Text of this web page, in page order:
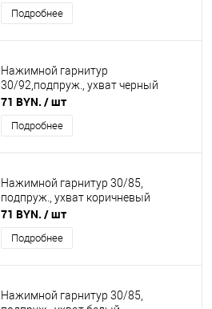
Подробнее
Нажимной гарнитур
30/92,подпруж., ухват черный
71 BYN. / шт
Подробнее
Нажимной гарнитур 30/85,
подпруж., ухват коричневый
71 BYN. / шт
Подробнее
Нажимной гарнитур 30/85,